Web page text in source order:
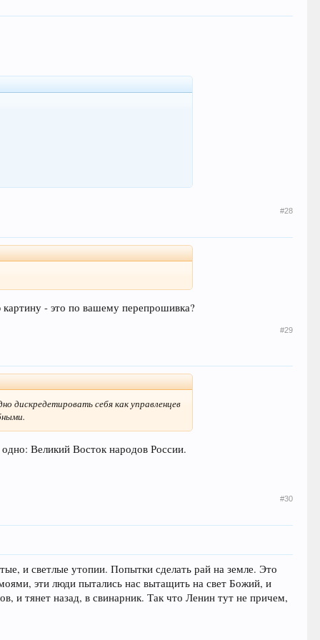
#28
- это по вашему перепрошивка?
#29
дискредетировать себя как управленцев
Великий Восток народов России.
#30
и светлые утопии. Попытки сделать рай на земле. Это
эти люди пытались нас вытащить на свет Божий, и
и тянет назад, в свинарник. Так что Ленин тут не причем,